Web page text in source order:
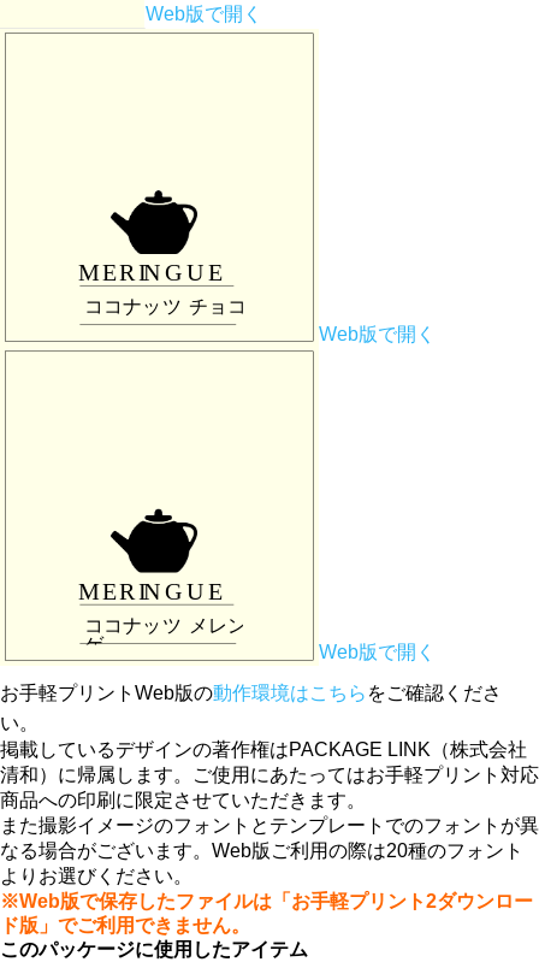
Web版で開く
Web版で開く
Web版で開く
お手軽プリントWeb版の動作環境はこちら をご確認くださ
い。
掲載しているデザインの著作権はPACKAGE LINK（株式会社
清和）に帰属します。ご使用にあたってはお手軽プリント対応
商品への印刷に限定させていただきます。
また撮影イメージのフォントとテンプレートでのフォントが異
なる場合がございます。Web版ご利用の際は20種のフォント
よりお選びください。
※Web版で保存したファイルは「お手軽プリント2ダウンロー
ド版」でご利用できません。
このパッケージに使用したアイテム